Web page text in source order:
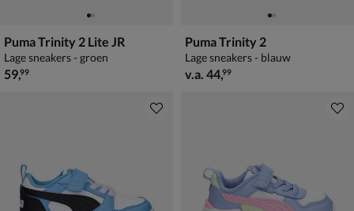
Puma Trinity 2 Lite JR
Lage sneakers - groen
€ 59,99
59,99
Puma Trinity 2
Lage sneakers - blauw
vanaf € 44,99
v.a. 44,99